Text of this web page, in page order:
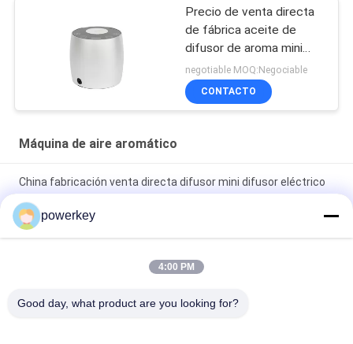
Precio de venta directa
de fábrica aceite de
difusor de aroma mini
difusor de 60 ml de
aluminio
negotiable MOQ:Negociable
CONTACTO
Máquina de aire aromático
China fabricación venta directa difusor mini difusor eléctrico
60ml de aluminio
Precio de venta directa de fábrica aceite esencial de aroma
Aromaterapia Diffusor de aire 1.57W
powerkey
4:00 PM
Good day, what product are you looking for?